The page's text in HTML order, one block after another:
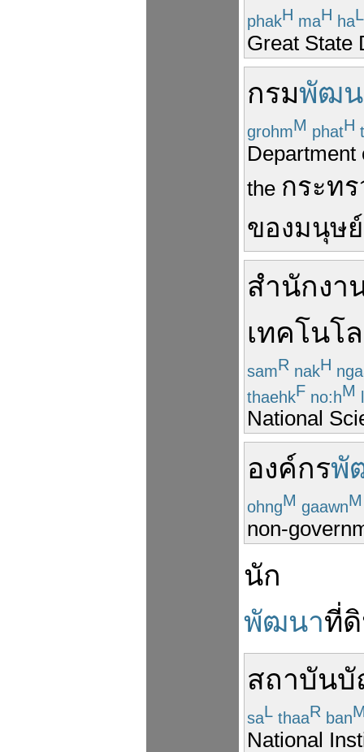
phakH maH haL
Great State
กรมพัฒ
grohmM phatH
Department
the กระทร
ของมนุษย์
สำนักงา
เทคโนโ
samR nakH
thaehkF no:hM
National
องค์กรพั
ohngM gaawnM
non-
นัก
พัฒนาที่
สถาบัน
saL thaaR ban
National